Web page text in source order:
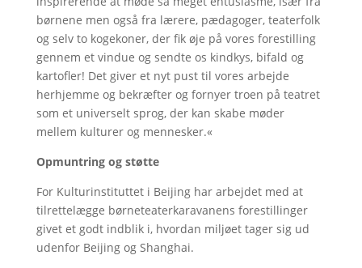
børnene men også fra lærere, pædagoger, teaterfolk
og selv to kogekoner, der fik øje på vores forestilling
gennem et vindue og sendte os kindkys, bifald og
kartofler! Det giver et nyt pust til vores arbejde
herhjemme og bekræfter og fornyer troen på teatret
som et universelt sprog, der kan skabe møder
mellem kulturer og mennesker.«
Opmuntring og støtte
For Kulturinstituttet i Beijing har arbejdet med at
tilrettelægge børneteaterkaravanens forestillinger
givet et godt indblik i, hvordan miljøet tager sig ud
udenfor Beijing og Shanghai.